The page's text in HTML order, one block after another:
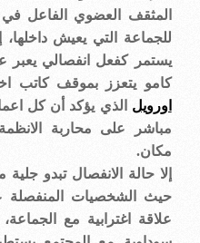
المثقف العضوي الفاعل
للجماعة التي يعيش داخلها،
يستمر كفعل انفصالي يعبر
كامو يتعزز بموقف كاتب
اورويل الذي يؤكد أن كل
مباشر على محاربة
مكان.
إلا حالة الانفصال تبدو
حيث الشخصيات المنفصلة
علاقة اغترابية مع